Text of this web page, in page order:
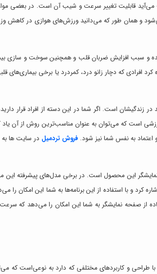
قابلیت تغییر سرعت و شیب آن است. در بعضی موارد
همان طور که می‌دانید ورزش‌های هوازی در کاهش وزن
و سبب افزایش ضربان قلب و همچنین سوخت و سازی
افرادی که دچار زانو درد، کمردرد یا برخی بیماری‌های
در زندگیشان است. اگر شما در این دسته از افراد قرار
است که می‌توان به عنوان مناسب‌ترین روش از آن یاد
اعتماد به نفس شما نیز شود. فروش تردمیل در سایت ها به
نمایشگر این محصول است. در برخی مدل‌های پیشرفته
و با استفاده از این برنامه‌ها به شما این امکان را
از صفحه نمایشگر به شما این امکان را می‌دهد که
طراحی و کاربردهای مختلفی که دارد به نوعی‌است که